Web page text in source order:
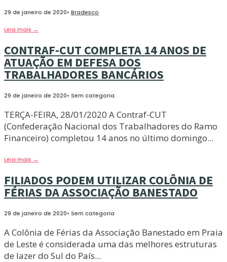
29 de janeiro de 2020• Bradesco
Leia mais →
CONTRAF-CUT COMPLETA 14 ANOS DE
ATUAÇÃO EM DEFESA DOS
TRABALHADORES BANCÁRIOS
29 de janeiro de 2020• Sem categoria
TERÇA-FEIRA, 28/01/2020 A Contraf-CUT
(Confederação Nacional dos Trabalhadores do Ramo
Financeiro) completou 14 anos no último domingo...
Leia mais →
FILIADOS PODEM UTILIZAR COLÔNIA DE
FÉRIAS DA ASSOCIAÇÃO BANESTADO
29 de janeiro de 2020• Sem categoria
A Colônia de Férias da Associação Banestado em Praia
de Leste é considerada uma das melhores estruturas
de lazer do Sul do País...